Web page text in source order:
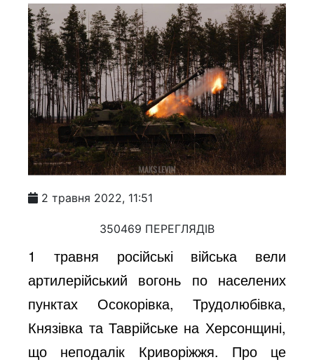
2 травня 2022, 11:51
350469 ПЕРЕГЛЯДІВ
1 травня російські війська вели
артилерійський вогонь по населених
пунктах Осокорівка, Трудолюбівка,
Князівка та Таврійське на Херсонщині,
що неподалік Криворіжжя. Про це